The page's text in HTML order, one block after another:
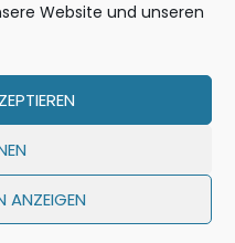
Website und unseren
ANZEIGEN